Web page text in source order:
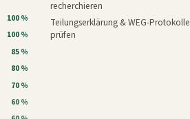
100 %
100 %
85 %
80 %
70 %
60 %
recherchieren
Teilungserklärung & WEG-Protokolle
prüfen